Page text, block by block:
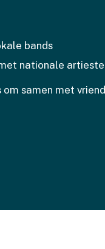
bands
nationale
om samen met